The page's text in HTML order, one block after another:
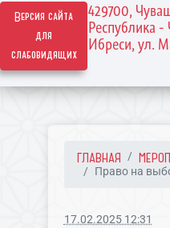
Версия сайта
для
слабовидящих
429700,
Республика
Ибреси, ул.
ГЛАВНАЯ
Право на
17.02.2025 12:31